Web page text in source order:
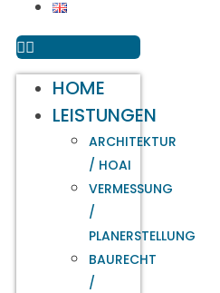
HOME
LEISTUNGEN
ARCHITEKTUR
/ HOAI
VERMESSUNG
/
PLANERSTELLUNG
BAURECHT
/